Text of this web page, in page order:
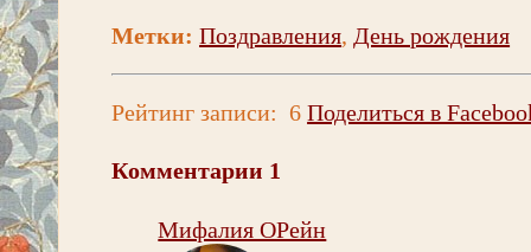
Метки: Поздравления, День рождения
Рейтинг записи: 6 Поделиться в
Комментарии 1
Мифалия ОРейн